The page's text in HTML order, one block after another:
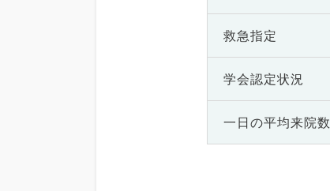
救急指定
学会認定状況
一日の平均来院数